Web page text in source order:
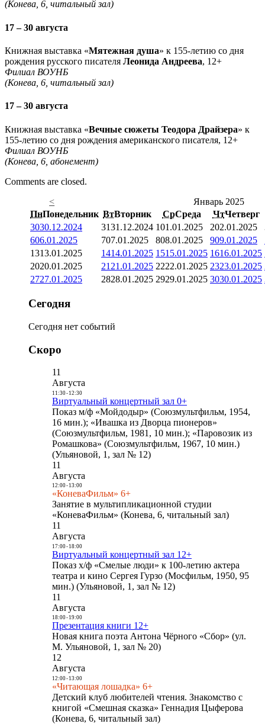
(Конева, 6, читальный зал)
17 – 30 августа
Книжная выставка «Мятежная душа» к 155-летию со дня
рождения русского писателя Леонида Андреева, 12+
Филиал ВОУНБ
(Конева, 6, читальный зал)
17 – 30 августа
Книжная выставка «Вечные сюжеты Теодора Драйзера» к
155-летию со дня рождения американского писателя, 12+
Филиал ВОУНБ
(Конева, 6, абонемент)
Comments are closed.
<
Январь 2025
ПнПонедельник ВтВторник СрСреда ЧтЧетверг
3030.12.2024 3131.12.2024 101.01.2025 202.01.2025
606.01.2025 707.01.2025 808.01.2025 909.01.2025
1313.01.2025 1414.01.2025 1515.01.2025 1616.01.2025
2020.01.2025 21 21.01.2025 2222.01.2025 2323.01.2025
2727.01.2025 2828.01.2025 2929.01.2025 3030.01.2025
Сегодня
Сегодня нет событий
Скоро
11
Августа
11:30- 12:30
Виртуальный концертный зал 0+
Показ м/ф «Мойдодыр» (Союзмультфильм, 1954,
16 мин.); «Ивашка из Дворца пионеров»
(Союзмультфильм, 1981, 10 мин.); «Паровозик из
Ромашкова» (Союзмультфильм, 1967, 10 мин.)
(Ульяновой, 1, зал № 12)
11
Августа
12:00- 13:00
«КоневаФильм» 6+
Занятие в мультипликационной студии
«КоневаФильм» (Конева, 6, читальный зал)
11
Августа
17:00- 18:00
Виртуальный концертный зал 12+
Показ х/ф «Смелые люди» к 100-летию актера
театра и кино Сергея Гурзо (Мосфильм, 1950, 95
мин.) (Ульяновой, 1, зал № 12)
11
Августа
18:00- 19:00
Презентация книги 12+
Новая книга поэта Антона Чёрного «Сбор» (ул.
М. Ульяновой, 1, зал № 20)
12
Августа
12:00- 13:00
«Читающая лошадка» 6+
Детский клуб любителей чтения. Знакомство с
книгой «Смешная сказка» Геннадия Цыферова
(Конева, 6, читальный зал)